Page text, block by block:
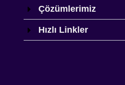
Çözümlerimiz
Hızlı Linkler